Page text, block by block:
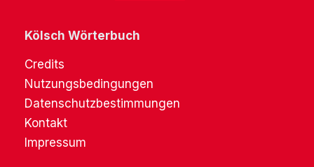
Kölsch Wörterbuch
Credits
Nutzungsbedingungen
Datenschutzbestimmungen
Kontakt
Impressum